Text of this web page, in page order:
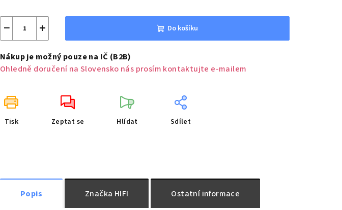
+
− Do košíku
Nákup je možný pouze na IČ (B2B)
Ohledně doručení na Slovensko nás prosím kontaktujte e-mailem
Tisk Zeptat se Hlídat Sdílet
Popis Značka HIFI Ostatní informace